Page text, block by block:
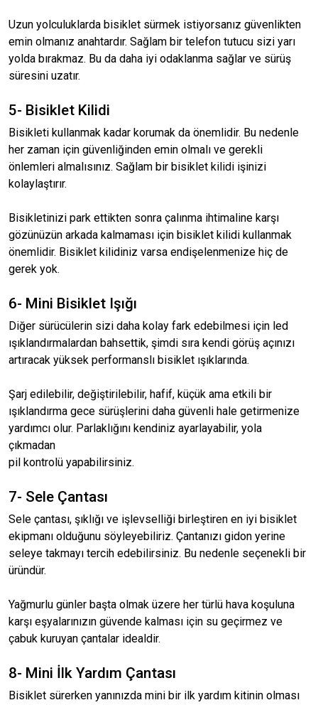
Uzun yolculuklarda bisiklet sürmek istiyorsanız güvenlikten
emin olmanız anahtardır. Sağlam bir telefon tutucu sizi yarı
yolda bırakmaz. Bu da daha iyi odaklanma sağlar ve sürüş
süresini uzatır.
5- Bisiklet Kilidi
Bisikleti kullanmak kadar korumak da önemlidir. Bu nedenle
her zaman için güvenliğinden emin olmalı ve gerekli
önlemleri almalısınız. Sağlam bir bisiklet kilidi işinizi
kolaylaştırır.
Bisikletinizi park ettikten sonra çalınma ihtimaline karşı
gözünüzün arkada kalmaması için bisiklet kilidi kullanmak
önemlidir. Bisiklet kilidiniz varsa endişelenmenize hiç de
gerek yok.
6- Mini Bisiklet Işığı
Diğer sürücülerin sizi daha kolay fark edebilmesi için led
ışıklandırmalardan bahsettik, şimdi sıra kendi görüş açınızı
artıracak yüksek performanslı bisiklet ışıklarında.
Şarj edilebilir, değiştirilebilir, hafif, küçük ama etkili bir
ışıklandırma gece sürüşlerini daha güvenli hale getirmenize
yardımcı olur. Parlaklığını kendiniz ayarlayabilir, yola
çıkmadan
pil kontrolü yapabilirsiniz.
7- Sele Çantası
Sele çantası, şıklığı ve işlevselliği birleştiren en iyi bisiklet
ekipmanı olduğunu söyleyebiliriz. Çantanızı gidon yerine
seleye takmayı tercih edebilirsiniz. Bu nedenle seçenekli bir
üründür.
Yağmurlu günler başta olmak üzere her türlü hava koşuluna
karşı eşyalarınızın güvende kalması için su geçirmez ve
çabuk kuruyan çantalar idealdir.
8- Mini İlk Yardım Çantası
Bisiklet sürerken yanınızda mini bir ilk yardım kitinin olması